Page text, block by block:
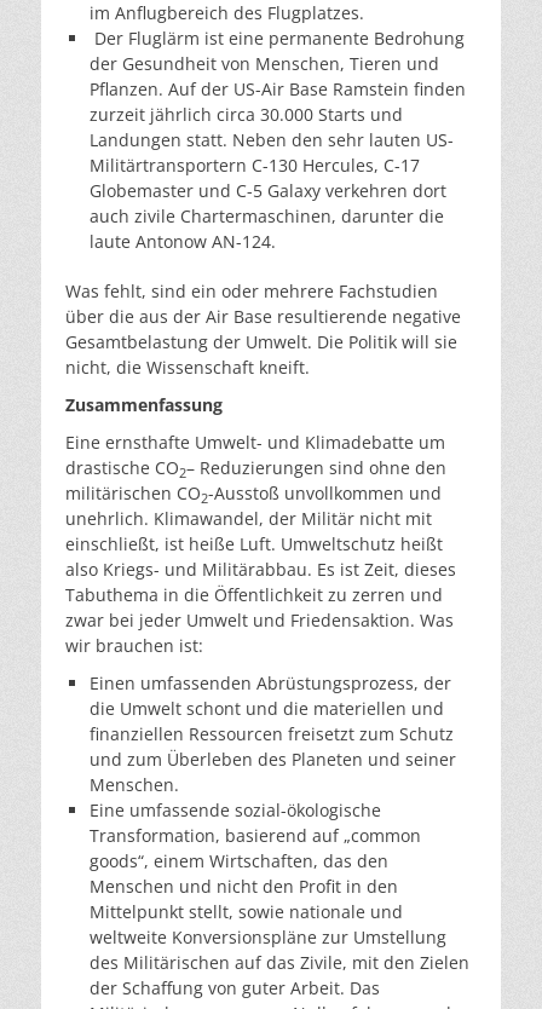
im Anflugbereich des Flugplatzes.
Der Fluglärm ist eine permanente Bedrohung
der Gesundheit von Menschen, Tieren und
Pflanzen. Auf der US-Air Base Ramstein finden
zurzeit jährlich circa 30.000 Starts und
Landungen statt. Neben den sehr lauten US-
Militärtransportern C-130 Hercules, C-17
Globemaster und C-5 Galaxy verkehren dort
auch zivile Chartermaschinen, darunter die
laute Antonow AN-124.
Was fehlt, sind ein oder mehrere Fachstudien
über die aus der Air Base resultierende negative
Gesamtbelastung der Umwelt. Die Politik will sie
nicht, die Wissenschaft kneift.
Zusammenfassung
Eine ernsthafte Umwelt- und Klimadebatte um
drastische CO2– Reduzierungen sind ohne den
militärischen CO2-Ausstoß unvollkommen und
unehrlich. Klimawandel, der Militär nicht mit
einschließt, ist heiße Luft. Umweltschutz heißt
also Kriegs- und Militärabbau. Es ist Zeit, dieses
Tabuthema in die Öffentlichkeit zu zerren und
zwar bei jeder Umwelt und Friedensaktion. Was
wir brauchen ist:
Einen umfassenden Abrüstungsprozess, der
die Umwelt schont und die materiellen und
finanziellen Ressourcen freisetzt zum Schutz
und zum Überleben des Planeten und seiner
Menschen.
Eine umfassende sozial-ökologische
Transformation, basierend auf „common
goods“, einem Wirtschaften, das den
Menschen und nicht den Profit in den
Mittelpunkt stellt, sowie nationale und
weltweite Konversionspläne zur Umstellung
des Militärischen auf das Zivile, mit den Zielen
der Schaffung von guter Arbeit. Das